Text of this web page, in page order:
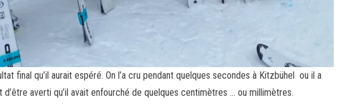
final qu’il aurait espéré. On l’a cru pendant quelques secondes à Kitzbühel ou il a
averti qu’il avait enfourché de quelques centimètres … ou millimètres.